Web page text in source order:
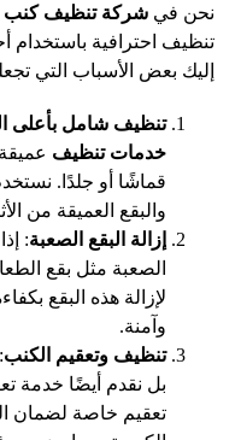
نحن فيشركة تنظيف كنب
تنظيف احترافية باستخدام
إليك بعض الأسباب التي
تنظيف شامل بأعلى
خدمات تنظيف
قماشًا أو جلدًا.
والبقع العميقة من
إزالة البقع الصعبة:
الصعبة مثل بقع
لإزالة هذه البقع
وآمنة.
تنظيف وتعقيم الكنب
بل نقدم أيضًا خدمة
تعقيم خاصة لضمان